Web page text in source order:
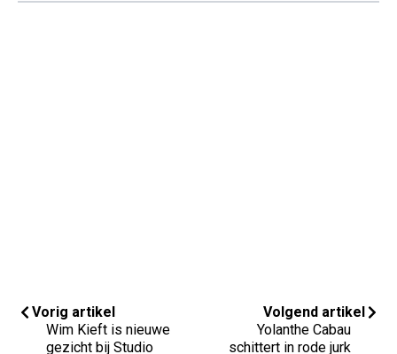
Vorig artikel
Wim Kieft is nieuwe
gezicht bij Studio
Volgend artikel
Yolanthe Cabau
schittert in rode jurk